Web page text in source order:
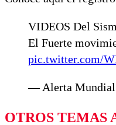
VIDEOS Del
El Fuerte
pic.twitter.com/
— Alerta Mundial
OTROS TEMAS